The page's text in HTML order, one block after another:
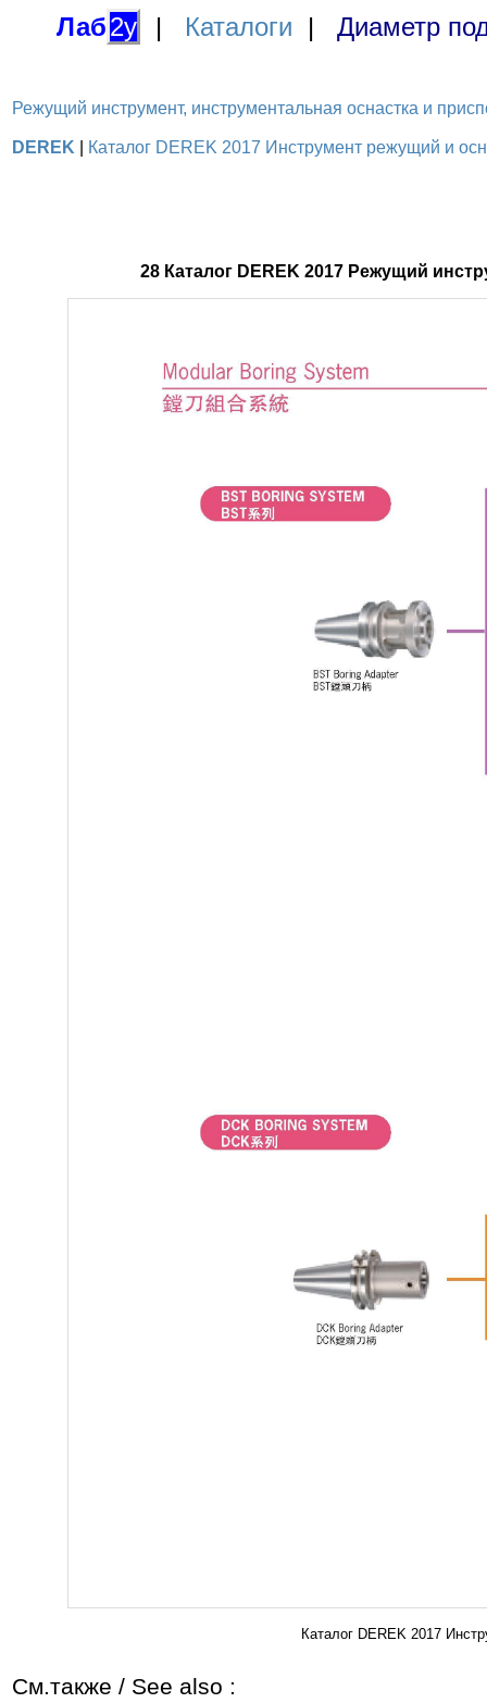
Лаб2у | Каталоги | Диаметр
Режущий инструмент, инструментальная оснастка и
DEREK Каталог DEREK 2017 Инструмент режущий и
28 Каталог DEREK 2017 Режущий
Каталог DEREK 2017
См.также / See also :